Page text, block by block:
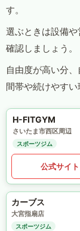
す。
選ぶときは設備
確認しましょう。
自由度が高い分
間帯や続けやすい
H-FITGYM
さいたま市西区周辺
スポーツジム
公式サイ
カーブス
大宮指扇店
スポーツジム